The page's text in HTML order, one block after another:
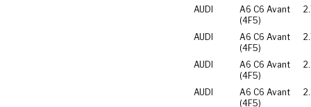
AUDI
A6 C6 Avant
(4F5)
AUDI
A6 C6 Avant
(4F5)
AUDI
A6 C6 Avant
(4F5)
AUDI
A6 C6 Avant
(4F5)